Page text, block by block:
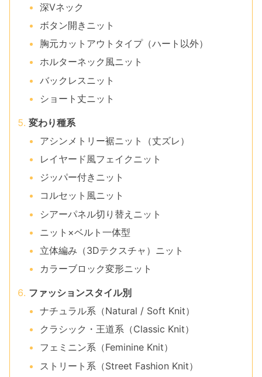
深Vネック
ボタン開きニット
胸元カットアウトタイプ（ハート以外）
ホルターネック風ニット
バックレスニット
ショート丈ニット
変わり種系
アシンメトリー裾ニット（丈ズレ）
レイヤード風フェイクニット
ジッパー付きニット
コルセット風ニット
シアーパネル切り替えニット
ニット×ベルト一体型
立体編み（3Dテクスチャ）ニット
カラーブロック変形ニット
ファッションスタイル別
ナチュラル系（Natural / Soft Knit）
クラシック・王道系（Classic Knit）
フェミニン系（Feminine Knit）
ストリート系（Street Fashion Knit）